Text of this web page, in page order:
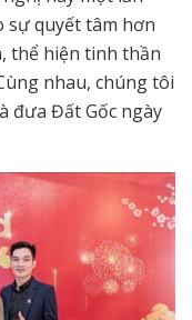
sự quyết tâm hơn
thể hiện tinh thần
nhau, chúng tôi
đưa Đất Gốc ngày